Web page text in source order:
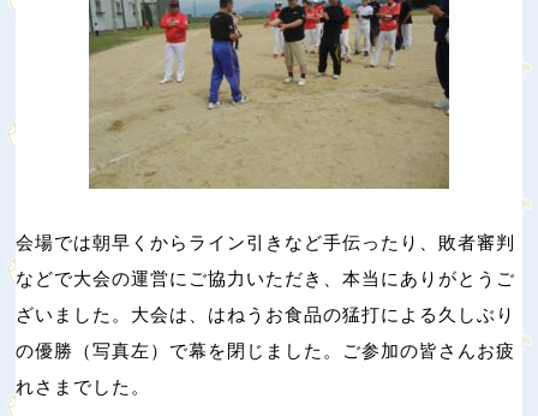
会場では朝早くからライン引きなど手伝ったり、敗者審判
などで大会の運営にご協力いただき、本当にありがとうご
ざいました。大会は、はねうお食品の猛打による久しぶり
の優勝（写真左）で幕を閉じました。ご参加の皆さんお疲
れさまでした。